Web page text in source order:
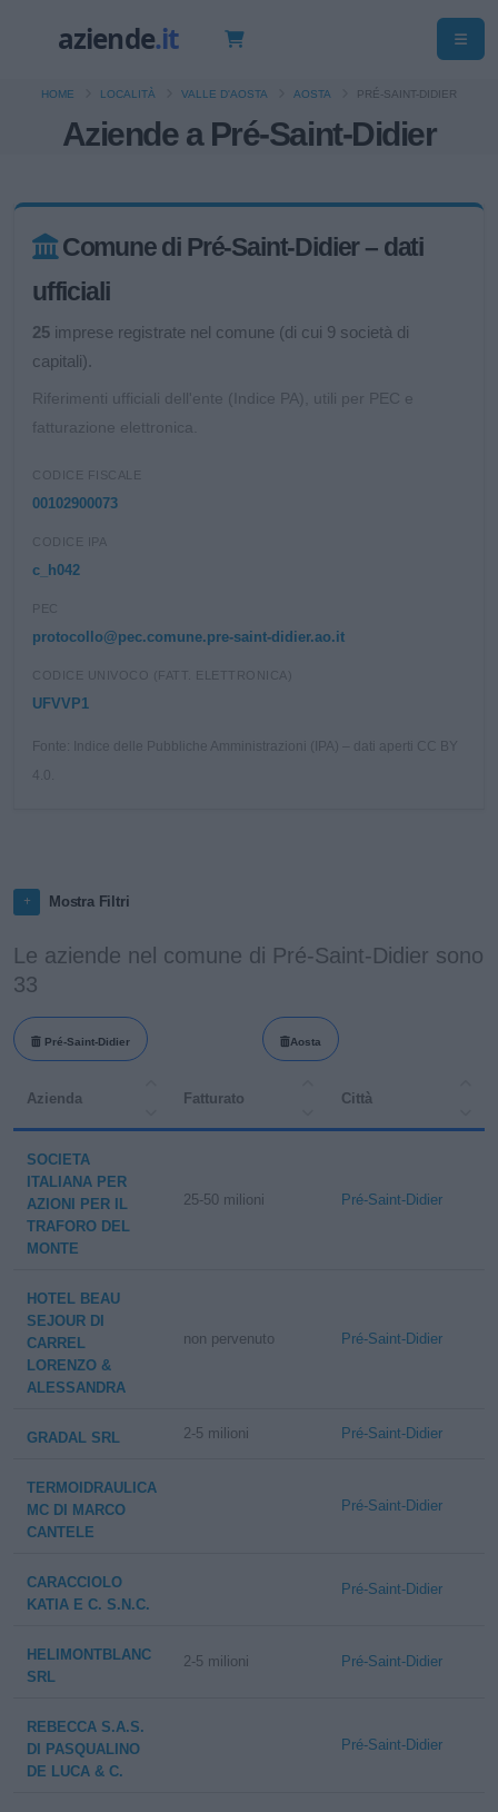
Aziende a Pré-Saint-Didier
HOME LOCALITÀ VALLE D'AOSTA AOSTA PRÉ-SAINT-DIDIER
Comune di Pré-Saint-Didier – dati
ufficiali
25 imprese registrate nel comune (di cui 9 società di
capitali).
Riferimenti ufficiali dell'ente (Indice PA), utili per PEC e
fatturazione elettronica.
CODICE FISCALE
00102900073
CODICE IPA
c_h042
PEC
protocollo@pec.comune.pre-saint-didier.ao.it
CODICE UNIVOCO (FATT. ELETTRONICA)
UFVVP1
Fonte: Indice delle Pubbliche Amministrazioni (IPA) – dati aperti CC BY
Mostra Filtri
Le aziende nel comune di Pré-Saint-Didier sono
33
Pré-Saint-Didier Aosta
Azienda Fatturato Città
SOCIETA
ITALIANA PER
AZIONI PER IL
TRAFORO DEL
MONTE
25-50 milioni Pré-Saint-Didier
HOTEL BEAU
SEJOUR DI
CARREL
LORENZO &
ALESSANDRA
non pervenuto Pré-Saint-Didier
GRADAL SRL 2-5 milioni Pré-Saint-Didier
TERMOIDRAULICA
MC DI MARCO
CANTELE
Pré-Saint-Didier
CARACCIOLO
KATIA E C. S.N.C.
Pré-Saint-Didier
HELIMONTBLANC
SRL
2-5 milioni Pré-Saint-Didier
REBECCA S.A.S.
DI PASQUALINO
DE LUCA & C.
Pré-Saint-Didier